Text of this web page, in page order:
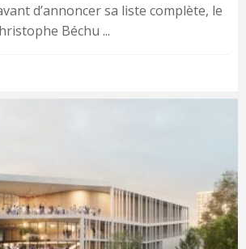
d’annoncer sa liste complète, le
Béchu ...